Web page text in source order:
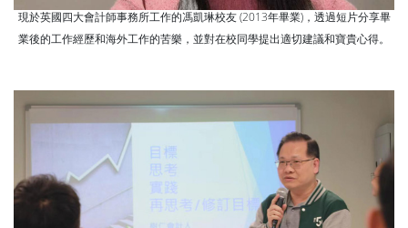
現於英國四大會計師事務所工作的馮凱琳校友 (2013年畢業)，透過短片分享畢
業後的工作經歷和海外工作的苦樂，並對在校同學提出適切建議和寶貴心得。